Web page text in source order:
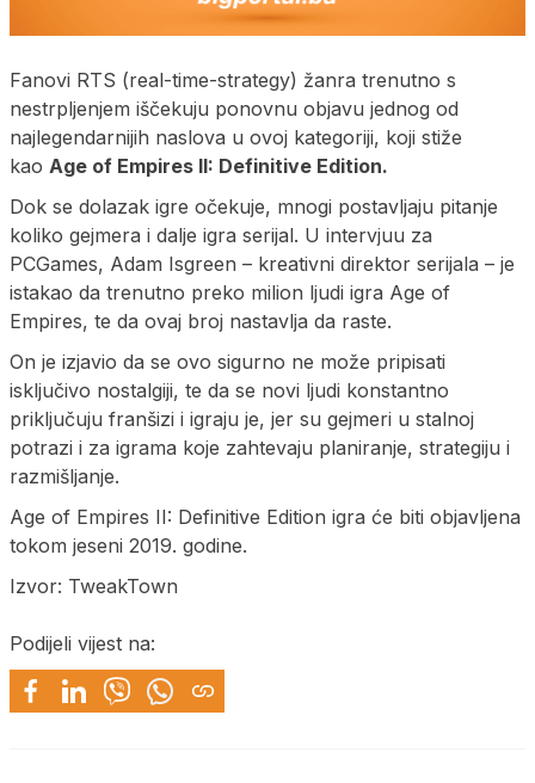
Fanovi RTS (real-time-strategy) žanra trenutno s
nestrpljenjem iščekuju ponovnu objavu jednog od
najlegendarnijih naslova u ovoj kategoriji, koji stiže
kao Age of Empires II: Definitive Edition.
Dok se dolazak igre očekuje, mnogi postavljaju pitanje
koliko gejmera i dalje igra serijal. U intervjuu za
PCGames, Adam Isgreen – kreativni direktor serijala – je
istakao da trenutno preko milion ljudi igra Age of
Empires, te da ovaj broj nastavlja da raste.
On je izjavio da se ovo sigurno ne može pripisati
isključivo nostalgiji, te da se novi ljudi konstantno
priključuju franšizi i igraju je, jer su gejmeri u stalnoj
potrazi i za igrama koje zahtevaju planiranje, strategiju i
razmišljanje.
Age of Empires II: Definitive Edition igra će biti objavljena
tokom jeseni 2019. godine.
Izvor: TweakTown
Podijeli vijest na: